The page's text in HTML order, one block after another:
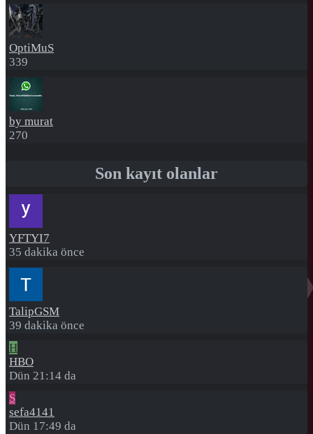
OptiMuS
339
by murat
270
Son kayıt olanlar
YFTYI7
35 dakika önce
TalipGSM
39 dakika önce
H
HBO
Dün 21:14 da
S
sefa4141
Dün 17:49 da